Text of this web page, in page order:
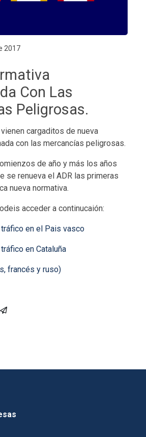
2017
Con Las
Peligrosas.
cargaditos de nueva
con las mercancías peligrosas.
de año y más los años
se renueva el ADR las primeras
nueva normativa.
acceder a continucaión:
en el Pais vasco
en Cataluña
francés y ruso)